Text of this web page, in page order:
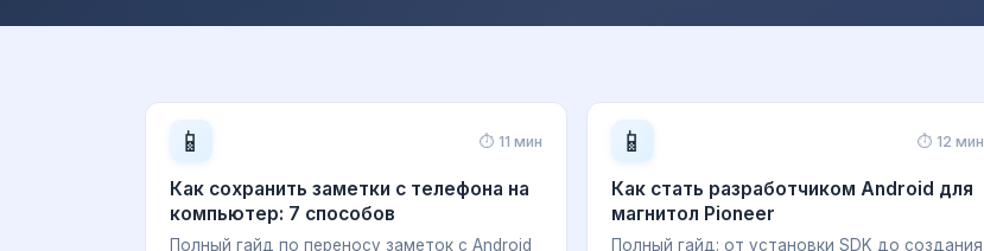
📱 ⏱ 11 мин
Как сохранить заметки с телефона на
компьютер: 7 способов
Полный гайд по переносу заметок с Android
📱 ⏱ 12 мин
Как стать разработчиком Android для
магнитол Pioneer
Полный гайд: от установки SDK до создания